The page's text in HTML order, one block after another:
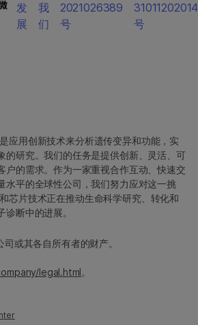
应用创新技术来分析遗传变异和功能，实
的研究。我们的任务是提供创新、灵活、可
户的需求。作为一家重视合作互动、快速交
水平的全球性公司，我们努力应对这一挑
芯片技术正在推动生命科学研究、转化和
断中的进展。
或其各自所有者的财产。
legal.html。
发
展
我
们
2021026389
号
号